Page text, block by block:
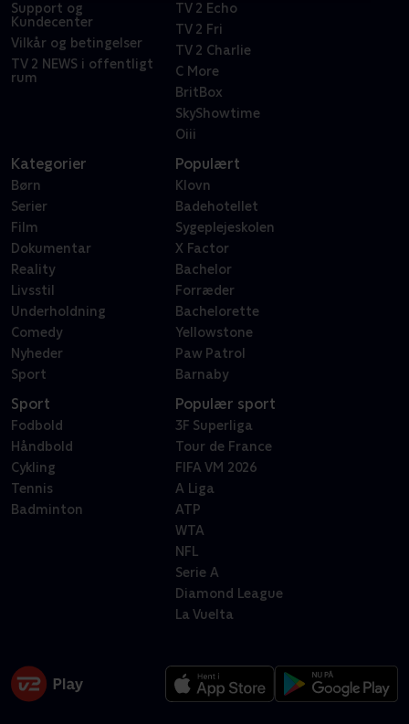
Support og
Kundecenter
Vilkår og betingelser
TV 2 NEWS i offentligt
rum
TV 2 Echo
TV 2 Fri
TV 2 Charlie
C More
BritBox
SkyShowtime
Oiii
Kategorier
Børn
Serier
Film
Dokumentar
Reality
Livsstil
Underholdning
Comedy
Nyheder
Sport
Populært
Klovn
Badehotellet
Sygeplejeskolen
X Factor
Bachelor
Forræder
Bachelorette
Yellowstone
Paw Patrol
Barnaby
Sport
Fodbold
Håndbold
Cykling
Tennis
Badminton
Populær sport
3F Superliga
Tour de France
FIFA VM 2026
A Liga
ATP
WTA
NFL
Serie A
Diamond League
La Vuelta